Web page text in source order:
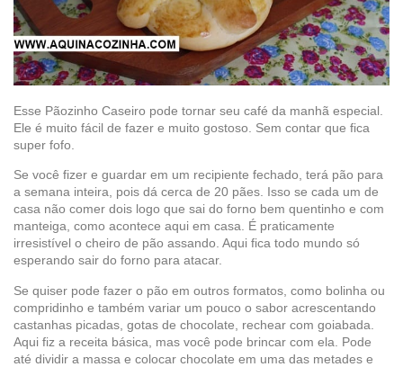
Esse Pãozinho Caseiro pode tornar seu café da manhã especial.
Ele é muito fácil de fazer e muito gostoso. Sem contar que fica
super fofo.
Se você fizer e guardar em um recipiente fechado, terá pão para
a semana inteira, pois dá cerca de 20 pães. Isso se cada um de
casa não comer dois logo que sai do forno bem quentinho e com
manteiga, como acontece aqui em casa. É praticamente
irresistível o cheiro de pão assando. Aqui fica todo mundo só
esperando sair do forno para atacar.
Se quiser pode fazer o pão em outros formatos, como bolinha ou
compridinho e também variar um pouco o sabor acrescentando
castanhas picadas, gotas de chocolate, rechear com goiabada.
Aqui fiz a receita básica, mas você pode brincar com ela. Pode
até dividir a massa e colocar chocolate em uma das metades e